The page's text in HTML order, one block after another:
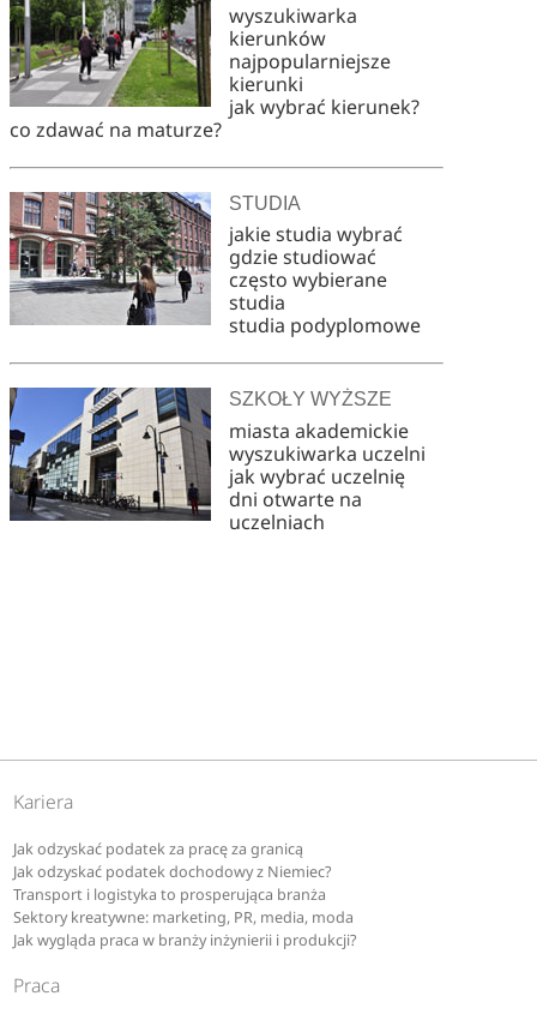
wyszukiwarka
kierunków
najpopularniejsze
kierunki
jak wybrać kierunek?
co zdawać na maturze?
STUDIA
jakie studia wybrać
gdzie studiować
często wybierane
studia
studia podyplomowe
SZKOŁY WYŻSZE
miasta akademickie
wyszukiwarka uczelni
jak wybrać uczelnię
dni otwarte na
uczelniach
Kariera
Jak odzyskać podatek za pracę za granicą
Jak odzyskać podatek dochodowy z Niemiec?
Transport i logistyka to prosperująca branża
Sektory kreatywne: marketing, PR, media, moda
Jak wygląda praca w branży inżynierii i produkcji?
Praca